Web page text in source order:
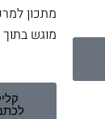
מתכון
מוגש